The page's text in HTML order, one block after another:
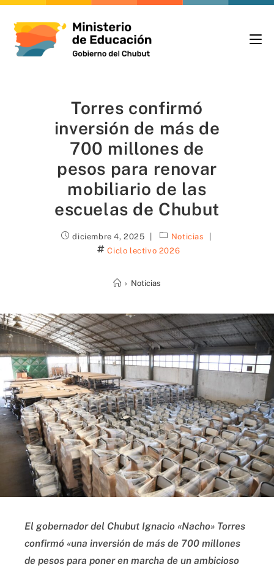
Torres confirmó
inversión de más de
700 millones de
pesos para renovar
mobiliario de las
escuelas de Chubut
diciembre 4, 2025
Noticias
Ciclo lectivo 2026
› Noticias
El gobernador del Chubut Ignacio «Nacho» Torres
confirmó «una inversión de más de 700 millones
de pesos para poner en marcha de un ambicioso